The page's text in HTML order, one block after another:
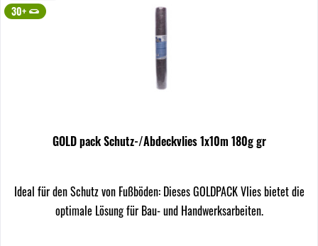
30+
GOLD pack Schutz-/Abdeckvlies 1x10m 180g gr
Ideal für den Schutz von Fußböden: Dieses GOLDPACK Vlies bietet die
optimale Lösung für Bau- und Handwerksarbeiten.